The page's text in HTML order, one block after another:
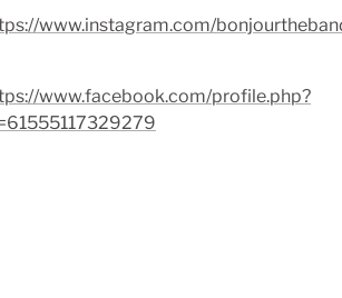
www.instagram.com/
www.facebook.com/profile.php?